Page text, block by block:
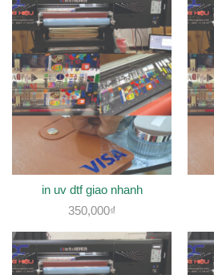
in uv dtf giao nhanh
350,000₫